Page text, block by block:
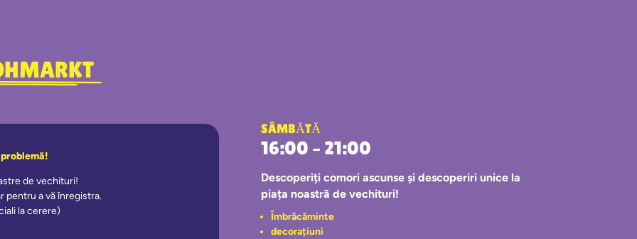
de vechituri!
pentru a vă înregistra.
la cerere)
SÂMBĂTĂ
16:00 – 21:00
Descoperiți comori ascunse și descoperiri unice la
piața noastră de vechituri!
Îmbrăcăminte
decorațiuni